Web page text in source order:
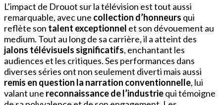
L’impact de Drouot sur la télévision est tout aussi
remarquable, avec une collection d’honneurs qui
reflète son talent exceptionnel et son dévouement au
medium. Tout au long de sa carrière, il a atteint des
jalons télévisuels significatifs, enchantant les
audiences et les critiques. Ses performances dans
diverses séries ont non seulement diverti mais aussi
remis en question la narration conventionnelle, lui
valant une reconnaissance de l’industriequi témoigne